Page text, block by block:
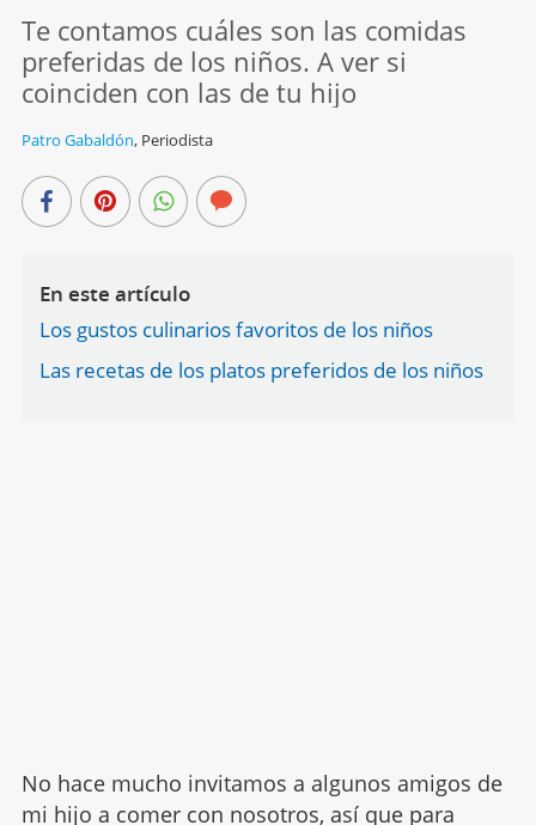
Te contamos cuáles son las comidas
preferidas de los niños. A ver si
coinciden con las de tu hijo
Patro Gabaldón, Periodista
En este artículo
Los gustos culinarios favoritos de los niños
Las recetas de los platos preferidos de los niños
No hace mucho invitamos a algunos amigos de
mi hijo a comer con nosotros, así que para